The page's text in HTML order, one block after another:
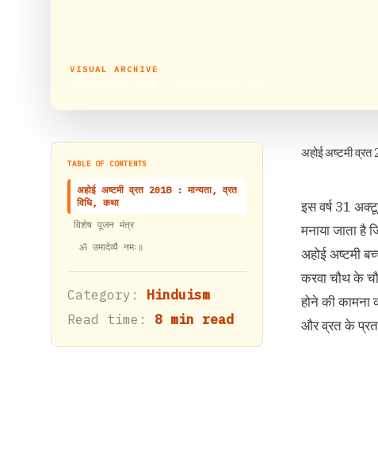
VISUAL ARCHIVE
TABLE OF CONTENTS
अहोई अष्टमी व्रत 2018 : मान्यता, व्रत
विधि, कथा
विशेष पूजन मंत्र
ॐ उमादेव्यै नमः॥
Category: Hinduism
Read time: 8 min read
अहोई अष्टमी व्रत
इस वर्ष31
मनाया जाता है
अहोई अष्टमी
करवा चौथ के
होने की
और व्रत के